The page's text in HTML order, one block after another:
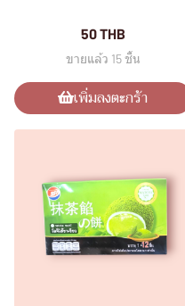
50 THB
ขายแล้ว 15 ชิ้น
เพิ่มลงตะกร้า